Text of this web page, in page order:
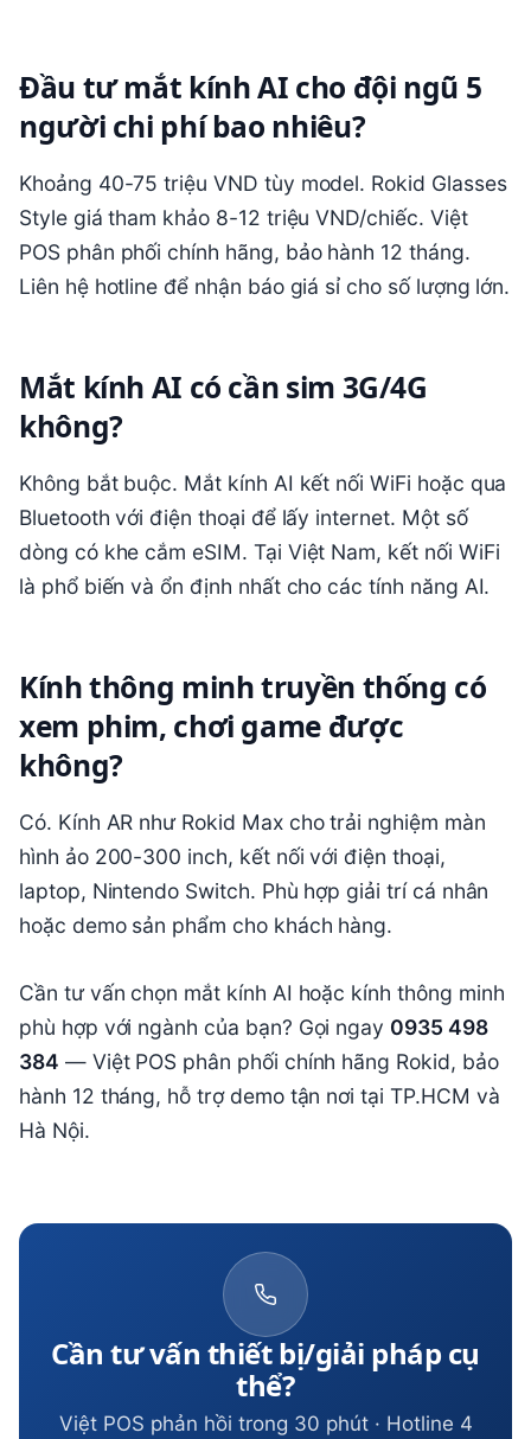
Đầu tư mắt kính AI cho đội ngũ 5
người chi phí bao nhiêu?
Khoảng 40-75 triệu VND tùy model. Rokid Glasses
Style giá tham khảo 8-12 triệu VND/chiếc. Việt
POS phân phối chính hãng, bảo hành 12 tháng.
Liên hệ hotline để nhận báo giá sỉ cho số lượng lớn.
Mắt kính AI có cần sim 3G/4G
không?
Không bắt buộc. Mắt kính AI kết nối WiFi hoặc qua
Bluetooth với điện thoại để lấy internet. Một số
dòng có khe cắm eSIM. Tại Việt Nam, kết nối WiFi
là phổ biến và ổn định nhất cho các tính năng AI.
Kính thông minh truyền thống có
xem phim, chơi game được
không?
Có. Kính AR như Rokid Max cho trải nghiệm màn
hình ảo 200-300 inch, kết nối với điện thoại,
laptop, Nintendo Switch. Phù hợp giải trí cá nhân
hoặc demo sản phẩm cho khách hàng.
Cần tư vấn chọn mắt kính AI hoặc kính thông minh
phù hợp với ngành của bạn? Gọi ngay 0935 498
384 — Việt POS phân phối chính hãng Rokid, bảo
hành 12 tháng, hỗ trợ demo tận nơi tại TP.HCM và
Hà Nội.
Cần tư vấn thiết bị/giải pháp cụ
thể?
Việt POS phản hồi trong 30 phút · Hotline 4